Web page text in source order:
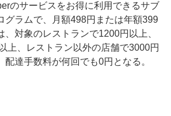
のサービスをお得に利用できるサブ
グラムで、月額498円または年額399
、対象のレストランで1200円以上、
上、レストラン以外の店舗で3000円
配達手数料が何回でも0円となる。